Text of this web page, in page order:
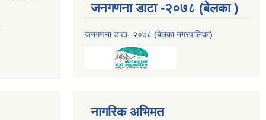
जनगणना डाटा -२०७८ (बेलका )
जनगणना डाटा- २०७८ (बेलका नगरपालिका)
नागरिक अभिमत